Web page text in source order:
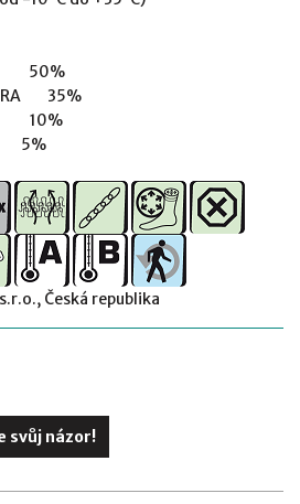
50%
35%
10%
5%
Česká republika
svůj názor!